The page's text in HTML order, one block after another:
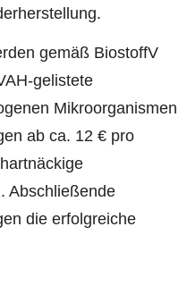
gemäß BiostoffV
gelistete
Mikroorganismen
ab ca. 12 € pro
Abschließende
die erfolgreiche